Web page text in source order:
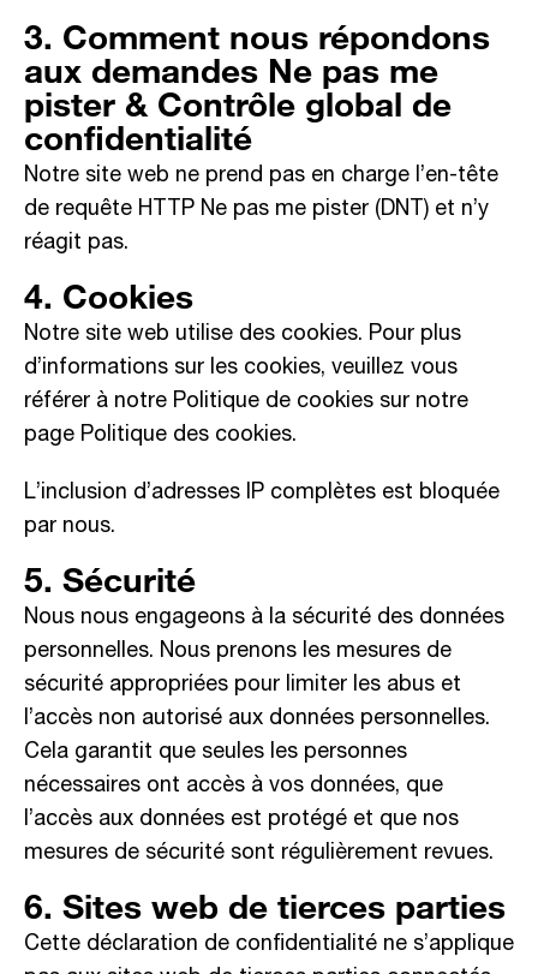
3. Comment nous répondons
aux demandes Ne pas me
pister & Contrôle global de
confidentialité
Notre site web ne prend pas en charge l’en-tête
de requête HTTP Ne pas me pister (DNT) et n’y
réagit pas.
4. Cookies
Notre site web utilise des cookies. Pour plus
d’informations sur les cookies, veuillez vous
référer à notre Politique de cookies sur notre
page Politique des cookies.
L’inclusion d’adresses IP complètes est bloquée
par nous.
5. Sécurité
Nous nous engageons à la sécurité des données
personnelles. Nous prenons les mesures de
sécurité appropriées pour limiter les abus et
l’accès non autorisé aux données personnelles.
Cela garantit que seules les personnes
nécessaires ont accès à vos données, que
l’accès aux données est protégé et que nos
mesures de sécurité sont régulièrement revues.
6. Sites web de tierces parties
Cette déclaration de confidentialité ne s’applique